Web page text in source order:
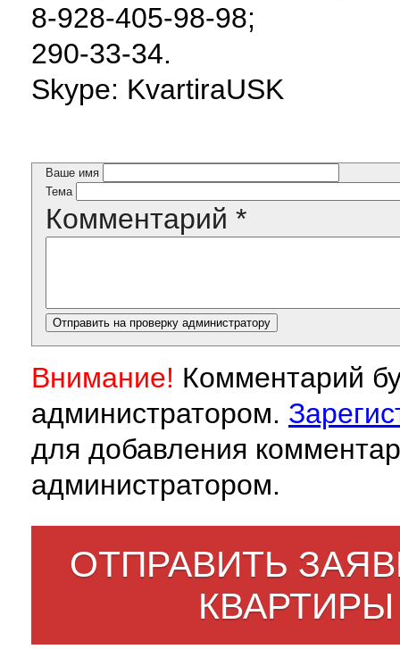
8-928-405-98-98;
290-33-34.
Skype: KvartiraUSK
Ваше имя
Тема
Комментарий *
Внимание! Комментарий
администратором.
для добавления
администратором.
ОТПРАВИТЬ